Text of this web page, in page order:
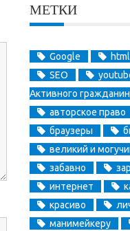
МЕТКИ
Google
SEO
Активного
авторское право
браузеры
великий и
забавно
интернет
красиво
манимейкеру